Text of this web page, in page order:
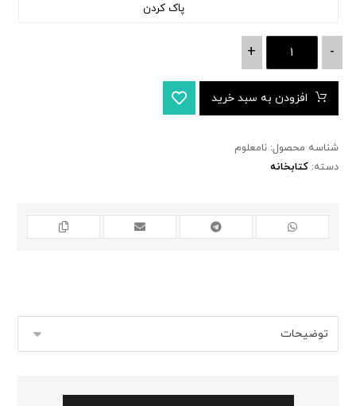
پاک کردن
-
+
افزودن به سبد خرید
شناسه محصول:نامعلوم
دسته:کتابخانه